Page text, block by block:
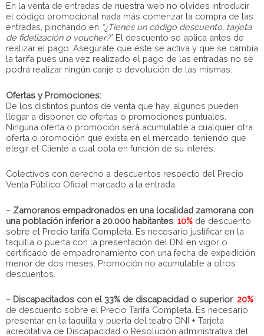
En la venta de entradas de nuestra web no olvides introducir
el código promocional nada más comenzar la compra de las
entradas, pinchando en “¿Tienes un código descuento, tarjeta
de fidelización o voucher?” El descuento se aplica antes de
realizar el pago. Asegúrate que éste se activa y que se cambia
la tarifa pues una vez realizado el pago de las entradas no se
podrá realizar ningún canje o devolución de las mismas.
Ofertas y Promociones:
De los distintos puntos de venta que hay, algunos pueden
llegar a disponer de ofertas o promociones puntuales.
Ninguna oferta o promoción será acumulable a cualquier otra
oferta o promoción que exista en el mercado, teniendo que
elegir el Cliente a cual opta en función de su interés.
Colectivos con derecho a descuentos respecto del Precio
Venta Público Oficial marcado a la entrada.
– Zamoranos empadronados en una localidad zamorana con
una población inferior a 20.000 habitantes: 10% de descuento
sobre el Precio tarifa Completa. Es necesario justificar en la
taquilla o puerta con la presentación del DNI en vigor o
certificado de empadronamiento con una fecha de expedición
menor de dos meses. Promoción no acumulable a otros
descuentos.
– Discapacitados con el 33% de discapacidad o superior: 20%
de descuento sobre el Precio Tarifa Completa. Es necesario
presentar en la taquilla y puerta del teatro DNI + Tarjeta
acreditativa de Discapacidad o Resolución administrativa del